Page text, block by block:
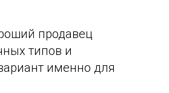
продавец
типов и
именно для